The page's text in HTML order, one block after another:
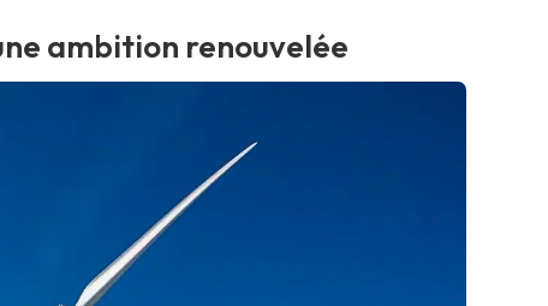
ambition renouvelée